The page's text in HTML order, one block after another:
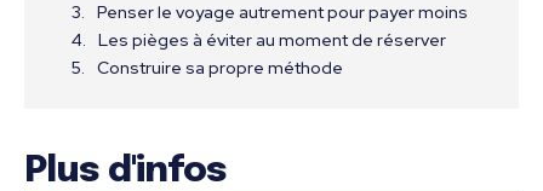
Penser le voyage autrement pour payer moins
Les pièges à éviter au moment de réserver
Construire sa propre méthode
Plus d'infos